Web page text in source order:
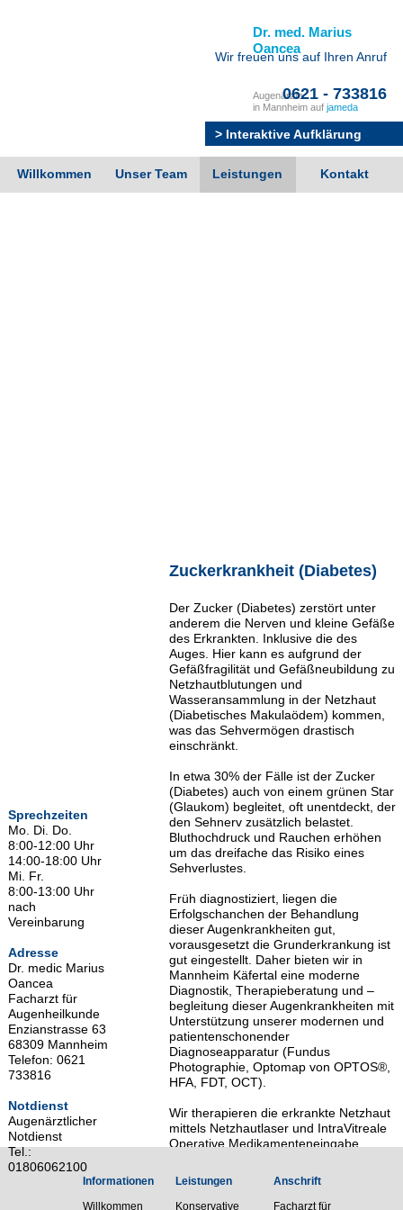
Dr. med. Marius
Oancea
Augenärzte
in Mannheim auf jameda
Willkommen Unser Team Leistungen Kontakt
Wir freuen uns auf Ihren Anruf
> Interaktive Aufklärung
0621 - 733816
Zuckerkrankheit (Diabetes)
Der Zucker (Diabetes) zerstört unter
anderem die Nerven und kleine Gefäße
des Erkrankten. Inklusive die des
Auges. Hier kann es aufgrund der
Gefäßfragilität und Gefäßneubildung zu
Netzhautblutungen und
Wasseransammlung in der Netzhaut
(Diabetisches Makulaödem) kommen,
was das Sehvermögen drastisch
einschränkt.
In etwa 30% der Fälle ist der Zucker
(Diabetes) auch von einem grünen Star
(Glaukom) begleitet, oft unentdeckt, der
den Sehnerv zusätzlich belastet.
Bluthochdruck und Rauchen erhöhen
um das dreifache das Risiko eines
Sehverlustes.
Früh diagnostiziert, liegen die
Erfolgschanchen der Behandlung
dieser Augenkrankheiten gut,
vorausgesetzt die Grunderkrankung ist
gut eingestellt. Daher bieten wir in
Mannheim Käfertal eine moderne
Diagnostik, Therapieberatung und –
begleitung dieser Augenkrankheiten mit
Unterstützung unserer modernen und
patientenschonender
Diagnoseapparatur (Fundus
Photographie, Optomap von OPTOS®,
HFA, FDT, OCT).
Wir therapieren die erkrankte Netzhaut
mittels Netzhautlaser und IntraVitreale
Operative Medikamenteneingabe
Sprechzeiten
Mo. Di. Do.
8:00-12:00 Uhr
14:00-18:00 Uhr
Mi. Fr.
8:00-13:00 Uhr
nach
Vereinbarung
Adresse
Dr. medic Marius
Oancea
Facharzt für
Augenheilkunde
Enzianstrasse 63
68309 Mannheim
Telefon: 0621
733816
Notdienst
Augenärztlicher
Notdienst
Tel.:
01806062100
Informationen
Willkommen
Leistungen
Konservative
Anschrift
Facharzt für